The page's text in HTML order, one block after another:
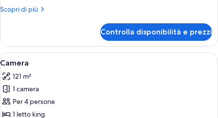
Scopri di più
Altri
Controlla disponibilità e prezzi
Apri
tutte
le
foto
per
Camera
Una moderna camera d'hotel con
7
Camera
121 m²
1 camera
Per 4 persone
1 letto king